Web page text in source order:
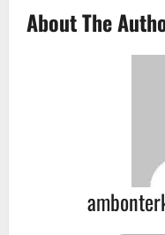
About The